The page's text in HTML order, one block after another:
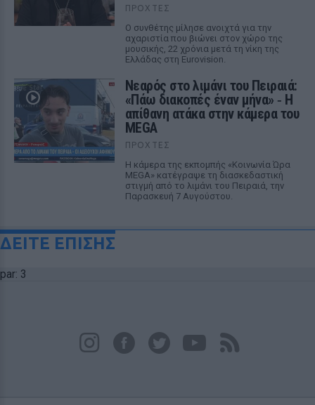
ΠΡΟΧΤΈΣ
Ο συνθέτης μίλησε ανοιχτά για την
αχαριστία που βιώνει στον χώρο της
μουσικής, 22 χρόνια μετά τη νίκη της
Ελλάδας στη Eurovision.
Νεαρός στο λιμάνι του Πειραιά:
«Πάω διακοπές έναν μήνα» ‑ Η
απίθανη ατάκα στην κάμερα του
MEGA
ΠΡΟΧΤΈΣ
Η κάμερα της εκπομπής «Κοινωνία Ώρα
MEGA» κατέγραψε τη διασκεδαστική
στιγμή από το λιμάνι του Πειραιά, την
Παρασκευή 7 Αυγούστου.
ΔΕΙΤΕ ΕΠΙΣΗΣ
par: 3